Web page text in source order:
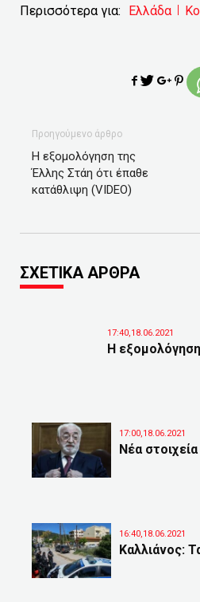
Περισσότερα για: Ελλάδα
Προηγούμενο άρθρο
Η εξομολόγηση της
Έλλης Στάη ότι έπαθε
κατάθλιψη (VIDEO)
ΣΧΕΤΙΚΑ ΑΡΘΡΑ
17:40,18.06.2021
Η
17:00,18.06.2021
Νέα
16:40,18.06.2021
Καλλιάνος: